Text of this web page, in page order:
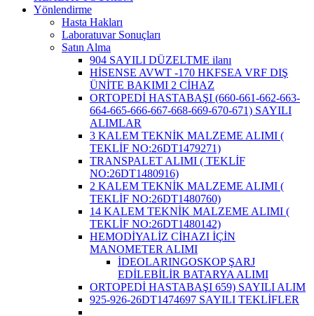
Yönlendirme
Hasta Hakları
Laboratuvar Sonuçları
Satın Alma
904 SAYILI DÜZELTME ilanı
HİSENSE AVWT -170 HKFSEA VRF DIŞ
ÜNİTE BAKIMI 2 CİHAZ
ORTOPEDİ HASTABAŞI (660-661-662-663-
664-665-666-667-668-669-670-671) SAYILI
ALIMLAR
3 KALEM TEKNİK MALZEME ALIMI (
TEKLİF NO:26DT1479271)
TRANSPALET ALIMI ( TEKLİF
NO:26DT1480916)
2 KALEM TEKNİK MALZEME ALIMI (
TEKLİF NO:26DT1480760)
14 KALEM TEKNİK MALZEME ALIMI (
TEKLİF NO:26DT1480142)
HEMODİYALİZ CİHAZI İÇİN
MANOMETER ALIMI
İDEOLARINGOSKOP ŞARJ
EDİLEBİLİR BATARYA ALIMI
ORTOPEDİ HASTABAŞI 659) SAYILI ALIM
925-926-26DT1474697 SAYILI TEKLİFLER